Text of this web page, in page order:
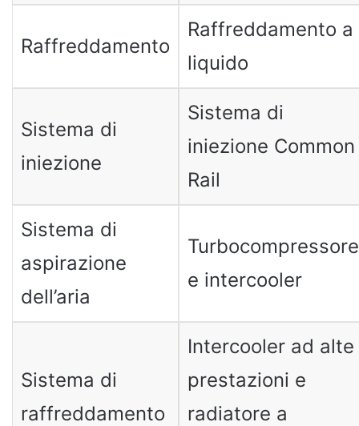
Raffreddamento
Raffreddamento a
liquido
Sistema di
iniezione
Sistema di
iniezione Common
Rail
Sistema di
aspirazione
dell’aria
Turbocompressore
e intercooler
Sistema di
raffreddamento
Intercooler ad alte
prestazioni e
radiatore a